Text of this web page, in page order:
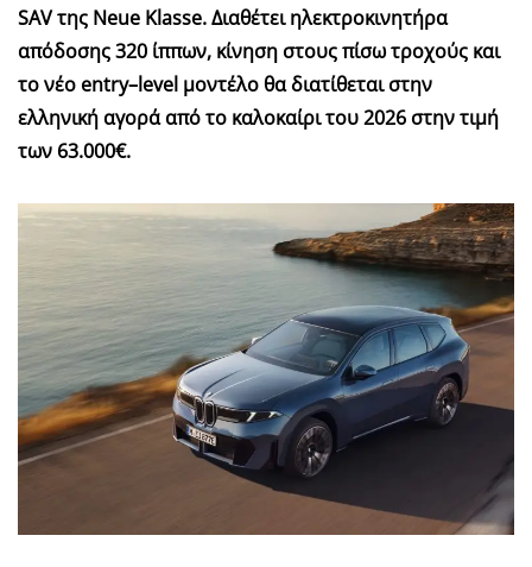
SAVτης Neue Klasse. Διαθέτει ηλεκτροκινητήρα
απόδοσης 320 ίππων, κίνηση στους πίσω τροχούς και
το νέο entry–level μοντέλο θα διατίθεται στην
ελληνική αγορά από το καλοκαίρι του 2026 στην τιμή
των 63.000€.